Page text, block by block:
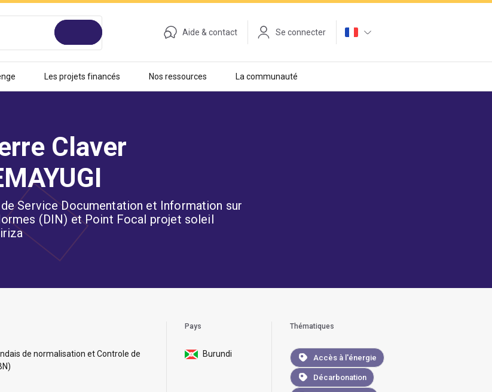
Aide & contact Se connecter
Les projets financés Nos ressources La communauté
Claver
Service Documentation et Information sur
(DIN) et Point Focal projet soleil
de normalisation et Controle de
Pays
Burundi
Thématiques
Accès à l'énergie
Décarbonation